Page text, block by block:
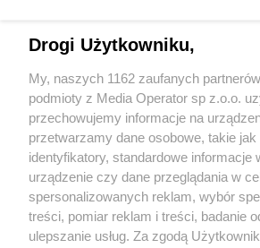
Wydawca mediówlokalnych
Nie zapomnij
zapoznać się z:
polityką prywatności regulamin
Twojemiasto
Drogi Użytkowniku,
My, naszych 1162 zaufanych
podmioty z Media Operator sp z.o.o.
przechowujemy informacje na
przetwarzamy dane osobowe, takie jak
identyfikatory, standardowe informacje
urządzenie czy dane przeglądania w
spersonalizowanych reklam, wybór
treści, pomiar reklam i treści, badanie
ulepszanie usług. Za zgodą